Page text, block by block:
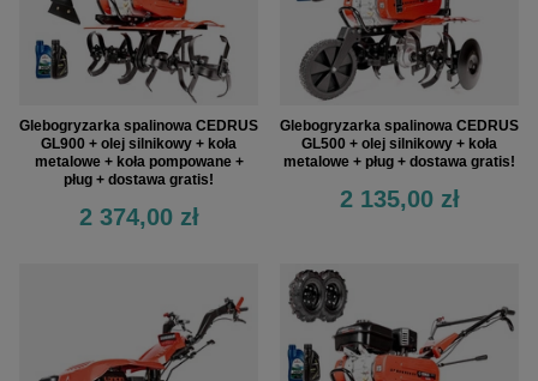
Glebogryzarka spalinowa CEDRUS
GL900 + olej silnikowy + koła
metalowe + koła pompowane +
pług + dostawa gratis!
2 374,00 zł
Glebogryzarka spalinowa CEDRUS
GL500 + olej silnikowy + koła
metalowe + pług + dostawa gratis!
2 135,00 zł